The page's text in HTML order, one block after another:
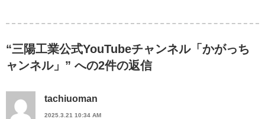
“三陽工業公式YouTubeチャンネル「かがっち
ャンネル」” への2件の返信
tachiuoman
2025.3.21 10:34 AM